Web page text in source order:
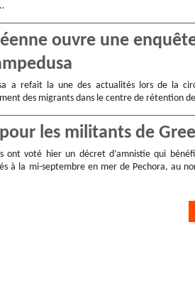
ouvre une
a refait la une des actualités lors de la
des migrants dans le centre de rétention
les militants de
ont voté hier un décret d’amnistie qui
à la mi-septembre en mer de Pechora, au